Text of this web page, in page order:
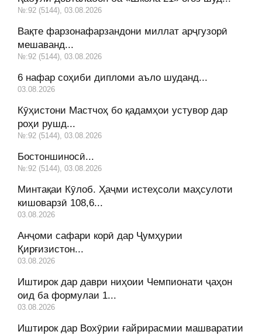
№:92 (5144), 03.08.2026
Вақте фарзонафарзандони миллат арҷгузорӣ
мешаванд...
№:92 (5144), 03.08.2026
6 нафар соҳиби дипломи аъло шуданд...
03.08.2026
Кӯҳистони Мастчоҳ бо қадамҳои устувор дар
роҳи рушд...
№:92 (5144), 03.08.2026
Бостоншиносӣ...
№:92 (5144), 03.08.2026
Минтақаи Кӯлоб. Ҳаҷми истеҳсоли маҳсулоти
кишоварзӣ 108,6...
03.08.2026
Анҷоми сафари корӣ дар Ҷумҳурии
Қирғизистон...
03.08.2026
Иштирок дар даври ниҳоии Чемпионати ҷаҳон
оид ба формулаи 1...
03.08.2026
Иштирок дар Вохӯрии ғайрирасмии машваратии